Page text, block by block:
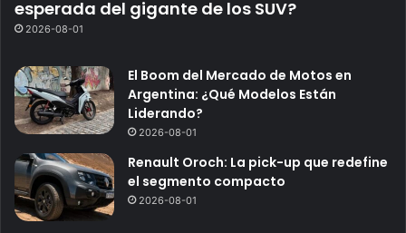
esperada del gigante de los SUV?
2026-08-01
El Boom del Mercado de Motos en
Argentina: ¿Qué Modelos Están
Liderando?
2026-08-01
Renault Oroch: La pick-up que redefine
el segmento compacto
2026-08-01